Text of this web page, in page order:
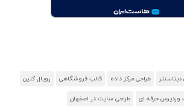
طراحی مرکز داده قالب فروشگاهی رویال کنین
حرفه ای طراحی سایت در اصفهان